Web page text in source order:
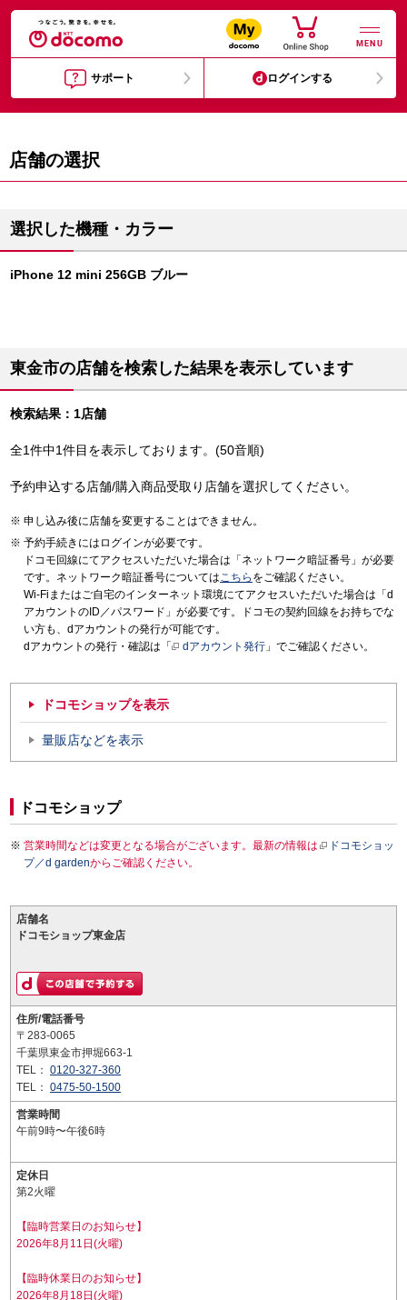
MENU
サポート ログインする
店舗の選択
選択した機種・カラー
iPhone 12 mini 256GB ブルー
東金市の店舗を検索した結果を表示しています
検索結果：1店舗
全1件中1件目を表示しております。(50音順)
予約申込する店舗/購入商品受取り店舗を選択してください。
申し込み後に店舗を変更することはできません。
予約手続きにはログインが必要です。
ドコモ回線にてアクセスいただいた場合は「ネットワーク暗証番号」が必要
です。ネットワーク暗証番号についてはこちら をご確認ください。
Wi-Fiまたはご自宅のインターネット環境にてアクセスいただいた場合は「d
アカウントのID／パスワード」が必要です。ドコモの契約回線をお持ちでな
い方も、dアカウントの発行が可能です。
dアカウントの発行・確認は「
dアカウント発行 」でご確認ください。
ドコモショップを表示
量販店などを表示
ドコモショップ
営業時間などは変更となる場合がございます。最新の情報は
ドコモショッ
プ／d gardenからご確認ください。
店舗名
ドコモショップ東金店
住所/電話番号
〒283-0065
千葉県東金市押堀663-1
TEL： 0120-327-360
TEL： 0475-50-1500
営業時間
午前9時〜午後6時
定休日
第2火曜
【臨時営業日のお知らせ】
2026年8月11日(火曜)
【臨時休業日のお知らせ】
2026年8月18日(火曜)